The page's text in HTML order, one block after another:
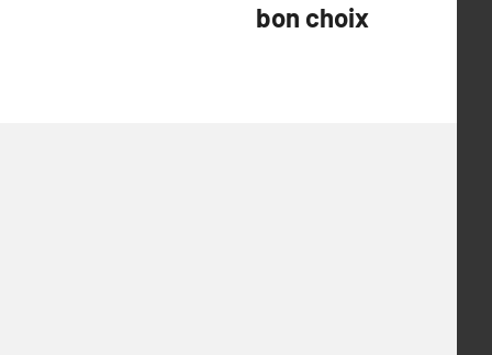
bon choix